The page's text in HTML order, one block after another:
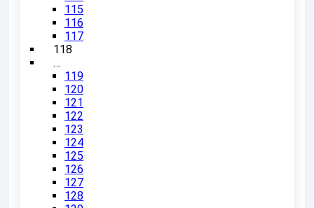
115
116
117
118
…
119
120
121
122
123
124
125
126
127
128